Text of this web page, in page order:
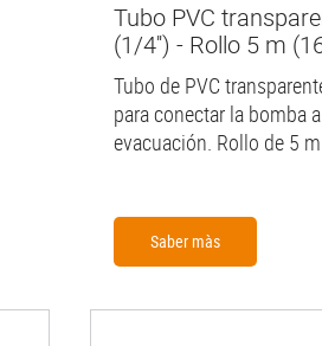
Tubo PVC
(1/4'') - Rollo 5 m
Tubo de PVC
para conectar la bomba
evacuación. Rollo de 5
Saber màs